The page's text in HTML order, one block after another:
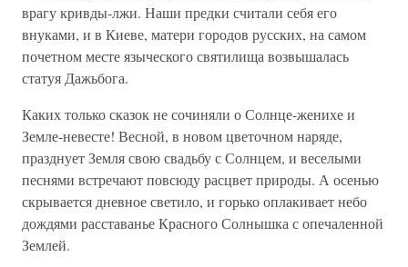
врагу кривды-лжи. Наши предки считали себя его
внуками, и в Киеве, матери городов русских, на самом
почетном месте языческого святилища возвышалась
статуя Дажьбога.
Каких только сказок не сочиняли о Солнце-женихе и
Земле-невесте! Весной, в новом цветочном наряде,
празднует Земля свою свадьбу с Солнцем, и веселыми
песнями встречают повсюду расцвет природы. А осенью
скрывается дневное светило, и горько оплакивает небо
дождями расставанье Красного Солнышка с опечаленной
Землей.